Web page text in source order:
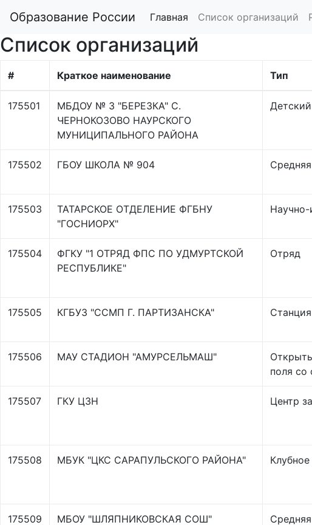
Образование России Главная Список организаций
Список организаций
# Краткое наименование Тип
175501
МБДОУ № 3 "БЕРЕЗКА" С.
ЧЕРНОКОЗОВО НАУРСКОГО
МУНИЦИПАЛЬНОГО РАЙОНА
175502 ГБОУ ШКОЛА № 904
175503
ТАТАРСКОЕ ОТДЕЛЕНИЕ ФГБНУ
"ГОСНИОРХ"
Научно-
175504
ФГКУ "1 ОТРЯД ФПС ПО УДМУРТСКОЙ
РЕСПУБЛИКЕ"
Отряд
175505 КГБУЗ "ССМП Г. ПАРТИЗАНСКА"
175506 МАУ СТАДИОН "АМУРСЕЛЬМАШ"
поля со
175507 ГКУ ЦЗН Центр
175508 МБУК "ЦКС САРАПУЛЬСКОГО РАЙОНА"
175509 МБОУ "ШЛЯПНИКОВСКАЯ СОШ"